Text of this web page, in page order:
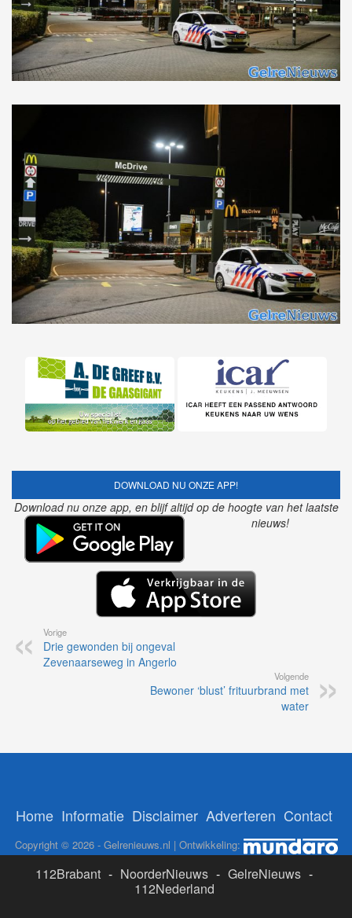
DOWNLOAD NU ONZE APP!
Download nu onze app, en blijf altijd op de hoogte van het laatste
nieuws!
Vorige
Drie gewonden bij ongeval
Zevenaarseweg in Angerlo
Volgende
Bewoner ‘blust’ frituurbrand met
water
Home Informatie Disclaimer Adverteren Contact
Copyright © 2026 - Gelrenieuws.nl | Ontwikkeling:
112Brabant - NoorderNieuws - GelreNieuws -
112Nederland